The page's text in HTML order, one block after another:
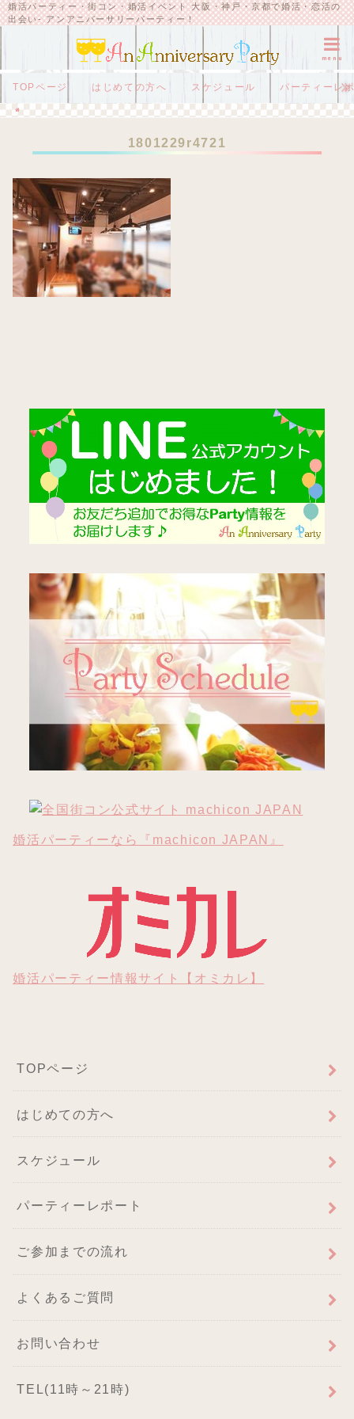
婚活パーティー・街コン・婚活イベント 大阪・神戸・京都で婚活・恋活の
出会い- アンアニバーサリーパーティー！
menu
TOPページ はじめての方へ スケジュール パーティーレ
HOME 1801229r4721
1801229r4721
婚活パーティーなら『machicon JAPAN』
婚活パーティー情報サイト【オミカレ】
TOPページ
はじめての方へ
スケジュール
パーティーレポート
ご参加までの流れ
よくあるご質問
お問い合わせ
TEL(11時～21時)